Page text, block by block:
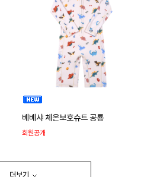
베베샤 체온보호슈트 공룡
회원공개
더보기